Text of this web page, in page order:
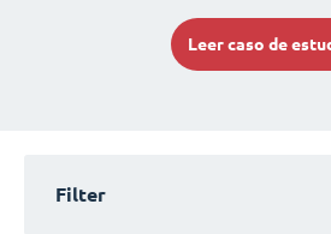
Leer caso de
Filter